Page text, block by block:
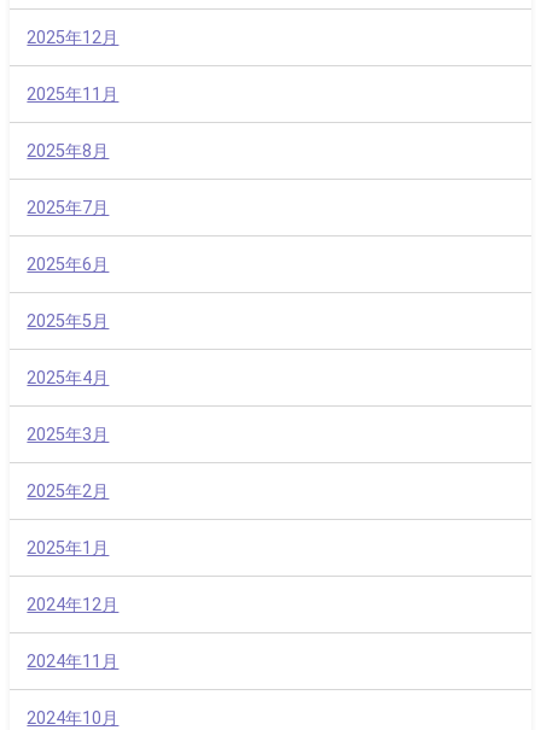
2025年12月
2025年11月
2025年8月
2025年7月
2025年6月
2025年5月
2025年4月
2025年3月
2025年2月
2025年1月
2024年12月
2024年11月
2024年10月